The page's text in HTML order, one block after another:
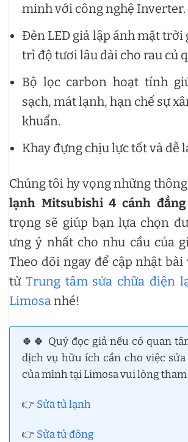
minh với công nghệ Inverter.
Đèn LED giả lập ánh mặt trời
trì độ tươi lâu dài cho rau củ
Bộ lọc carbon hoạt tính
sạch, mát lạnh, hạn chế sự
khuẩn.
Khay đựng chịu lực tốt và dễ
Chúng tôi hy vọng những
lạnh Mitsubishi 4 cánh đẳng
trọng sẽ giúp bạn lựa chọn
ưng ý nhất cho nhu cầu của
Theo dõi ngay để cập nhật
từ Trung tâm sửa chữa điện
Limosa nhé!
🍀🍀 Quý đọc giả nếu có quan
dịch vụ hữu ích cần cho việc sửa
của mình tại Limosa vui lòng tham
👉 Sửa tủ lạnh
👉 Sửa tủ đông